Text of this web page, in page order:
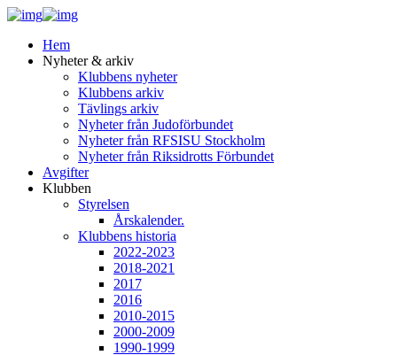
Hem
Nyheter & arkiv
Klubbens nyheter
Klubbens arkiv
Tävlings arkiv
Nyheter från Judoförbundet
Nyheter från RFSISU Stockholm
Nyheter från Riksidrotts Förbundet
Avgifter
Klubben
Styrelsen
Årskalender.
Klubbens historia
2022-2023
2018-2021
2017
2016
2010-2015
2000-2009
1990-1999